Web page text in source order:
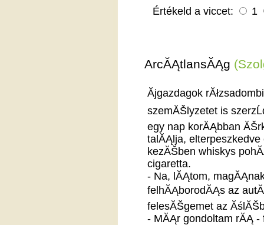
Értékeld a viccet: 1
ArcĂĄtlansĂĄg
Ăjgazdagok
szemĂŠlyzetet is
egy nap korĂĄbban
talĂĄlja,
kezĂŠben whiskys
cigaretta.
- Na, lĂĄtom,
felhĂĄborodĂĄs az
felesĂŠgemet az
- MĂĄr gondoltam rĂĄ